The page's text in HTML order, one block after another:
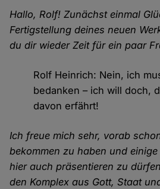
Hallo, Rolf! Zunächst einmal
Fertigstellung deines neuen
du dir wieder Zeit für ein paar
Rolf Heinrich: Nein, ich
bedanken – ich will doch,
davon erfährt!
Ich freue mich sehr, vorab
bekommen zu haben und
hier auch präsentieren zu
den Komplex aus Gott, Staat